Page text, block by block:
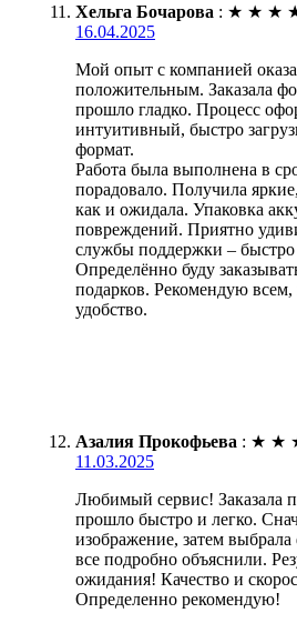
Хельга Бочарова : ★ ★ ★
16.04.2025
Мой опыт с компанией
положительным. Заказала
прошло гладко. Процесс
интуитивный, быстро
формат.
Работа была выполнена в
порадовало. Получила
как и ожидала. Упаковка
повреждений. Приятно
службы поддержки –
Определённо буду
подарков. Рекомендую всем,
удобство.
Азалия Прокофьева : ★ ★
11.03.2025
Любимый сервис! Заказала
прошло быстро и легко.
изображение, затем
все подробно объяснили.
ожидания! Качество и
Определенно рекомендую!